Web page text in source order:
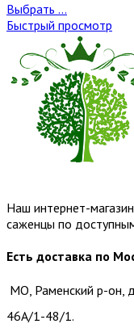
Выбрать ...
Быстрый просмотр
Наш интернет-
саженцы по
Есть доставка по
МО, Раменский р-он,
46А/1-48/1.